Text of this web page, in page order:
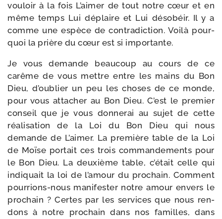
vou­loir à la fois L’aimer de tout notre cœur et en
même temps Lui déplaire et Lui déso­béir. Il y a
comme une espèce de contra­dic­tion. Voilà pour­
quoi la prière du cœur est si importante.
Je vous demande beau­coup au cours de ce
carême de vous mettre entre les mains du Bon
Dieu, d’oublier un peu les choses de ce monde,
pour vous atta­cher au Bon Dieu. C’est le pre­mier
conseil que je vous don­ne­rai au sujet de cette
réa­li­sa­tion de la Loi du Bon Dieu qui nous
demande de L’aimer. La pre­mière table de la Loi
de Moïse por­tait ces trois com­man­de­ments pour
le Bon Dieu. La deuxième table, c’était celle qui
indi­quait la loi de l’amour du pro­chain. Comment
pourrions-​nous mani­fes­ter notre amour envers le
pro­chain ? Certes par les ser­vices que nous ren­
dons à notre pro­chain dans nos familles, dans